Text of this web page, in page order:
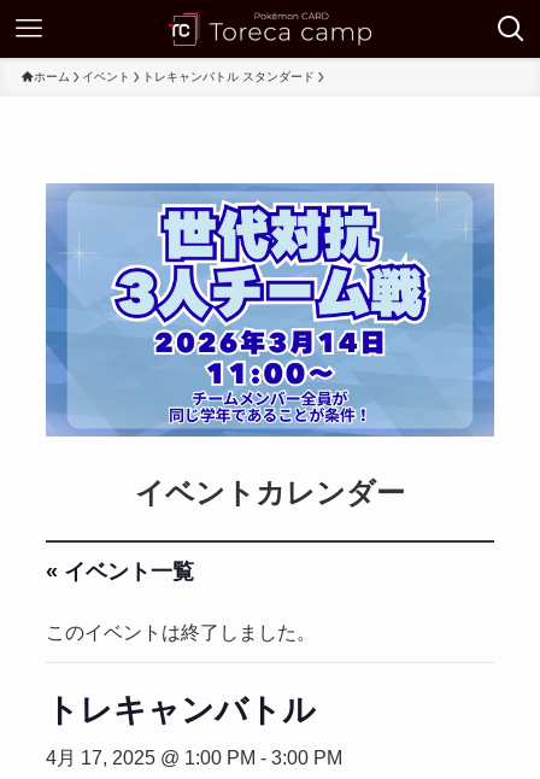
ホーム イベント トレキャンバトル スタンダード
イベントカレンダー
« イベント一覧
このイベントは終了しました。
トレキャンバトル
4月 17, 2025 @ 1:00 PM - 3:00 PM